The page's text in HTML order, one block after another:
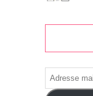
Adresse
mail